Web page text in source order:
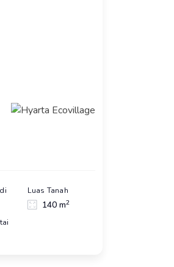
Luas Tanah
140 m2